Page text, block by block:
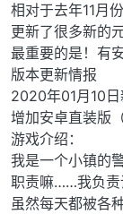
相对于去年11月
更新了很多新的
最重要的是！有安
版本更新情报
2020年01月10
增加安卓直装版
游戏介绍：
我是一个小镇的
职责嘛……我负责
虽然每天都被各